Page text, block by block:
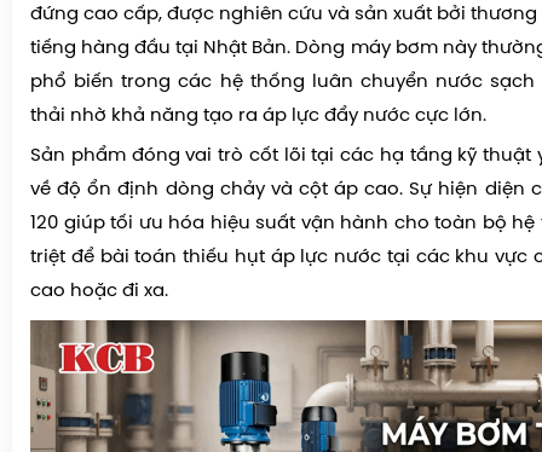
đứng cao cấp, được nghiên cứu và sản xuất bởi thương
tiếng hàng đầu tại Nhật Bản. Dòng máy bơm này
phổ biến trong các hệ thống luân chuyển nước
thải nhờ khả năng tạo ra áp lực đẩy nước cực lớn.
Sản phẩm đóng vai trò cốt lõi tại các hạ tầng kỹ thuật
về độ ổn định dòng chảy và cột áp cao. Sự hiện diện
120 giúp tối ưu hóa hiệu suất vận hành cho toàn bộ
triệt để bài toán thiếu hụt áp lực nước tại các khu vực
cao hoặc đi xa.